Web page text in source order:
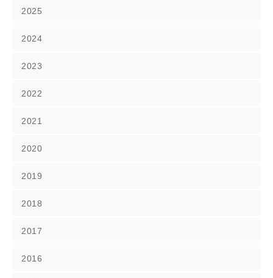
2025
2024
2023
2022
2021
2020
2019
2018
2017
2016